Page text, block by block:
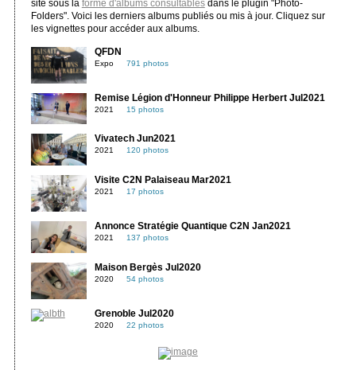
site sous la forme d'albums consultablesdans le plugin "Photo-
Folders". Voici les derniers albums publiés ou mis à jour. Cliquez sur
les vignettes pour accéder aux albums.
QFDN
Expo 791 photos
Remise Légion d'Honneur Philippe Herbert Jul2021
2021 15 photos
Vivatech Jun2021
2021 120 photos
Visite C2N Palaiseau Mar2021
2021 17 photos
Annonce Stratégie Quantique C2N Jan2021
2021 137 photos
Maison Bergès Jul2020
2020 54 photos
Grenoble Jul2020
2020 22 photos